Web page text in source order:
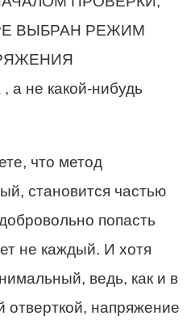
ВЫБРАН РЕЖИМ
не какой-нибудь
что метод
становится частью
попасть
не каждый. И хотя
ведь, как и в
отверткой, напряжение